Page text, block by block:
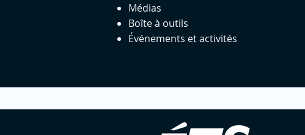
Médias
Boîte à outils
Événements et activités